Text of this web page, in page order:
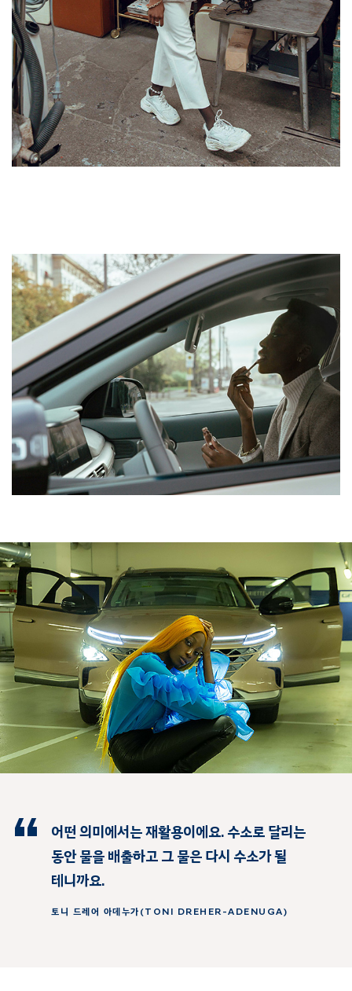
어떤 의미에서는 재활용이에요. 수소로 달리는
동안 물을 배출하고 그 물은 다시 수소가 될
테니까요.
토니 드레어 아데누가(TONI DREHER-ADENUGA)